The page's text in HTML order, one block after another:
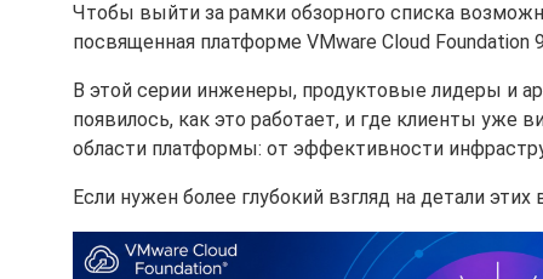
Чтобы выйти за рамки обзорного списка
посвященная платформе VMware Cloud Foundation
В этой серии инженеры, продуктовые лидеры и
появилось, как это работает, и где клиенты
области платформы: от эффективности
Если нужен более глубокий взгляд на детали